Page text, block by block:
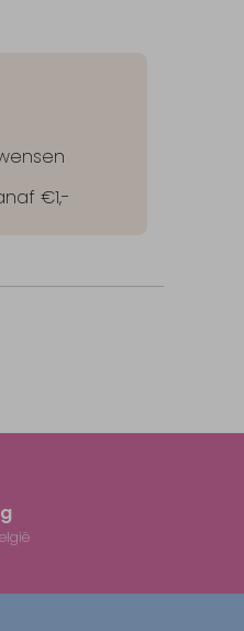
€1,-